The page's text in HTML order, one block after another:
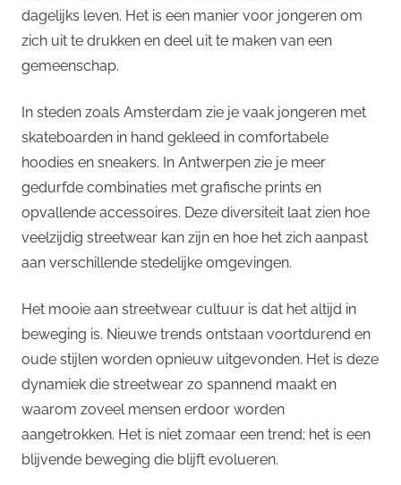
dagelijks leven. Het is een manier voor jongeren om
zich uit te drukken en deel uit te maken van een
gemeenschap.
In steden zoals Amsterdam zie je vaak jongeren met
skateboarden in hand gekleed in comfortabele
hoodies en sneakers. In Antwerpen zie je meer
gedurfde combinaties met grafische prints en
opvallende accessoires. Deze diversiteit laat zien hoe
veelzijdig streetwear kan zijn en hoe het zich aanpast
aan verschillende stedelijke omgevingen.
Het mooie aan streetwear cultuur is dat het altijd in
beweging is. Nieuwe trends ontstaan voortdurend en
oude stijlen worden opnieuw uitgevonden. Het is deze
dynamiek die streetwear zo spannend maakt en
waarom zoveel mensen erdoor worden
aangetrokken. Het is niet zomaar een trend; het is een
blijvende beweging die blijft evolueren.